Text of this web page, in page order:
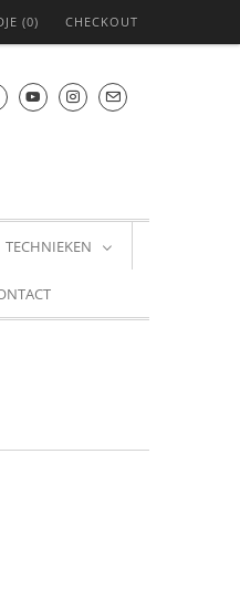
(0) CHECKOUT
TECHNIEKEN